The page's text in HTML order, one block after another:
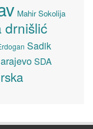
Mahir Sokolija
drnišlić
Sadik
SDA